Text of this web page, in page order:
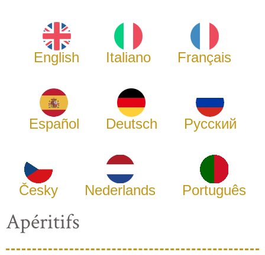
English Italiano Français
Español Deutsch Русский
Česky Nederlands Português
Apéritifs